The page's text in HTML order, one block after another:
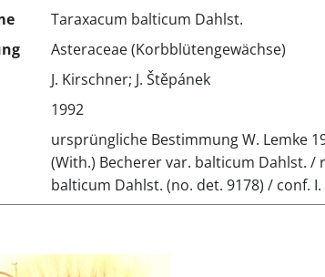
Taraxacum balticum Dahlst.
Asteraceae (Korbblütengewächse)
J. Kirschner; J. Štěpánek
1992
ursprüngliche Bestimmung W. Lemke
(With.) Becherer var. balticum Dahlst. /
balticum Dahlst. (no. det. 9178) / conf.